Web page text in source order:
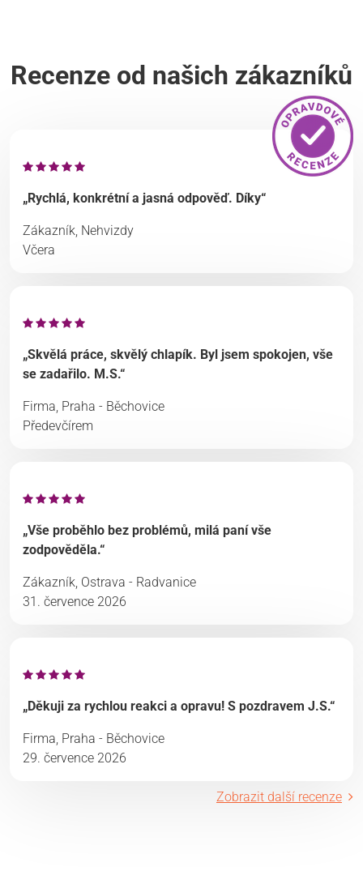
Recenze od našich zákazníků
„Rychlá, konkrétní a jasná odpověď. Díky“
Zákazník, Nehvizdy
Včera
„Skvělá práce, skvělý chlapík. Byl jsem spokojen, vše
se zadařilo. M.S.“
Firma, Praha - Běchovice
Předevčírem
„Vše proběhlo bez problémů, milá paní vše
zodpověděla.“
Zákazník, Ostrava - Radvanice
31. července 2026
„Děkuji za rychlou reakci a opravu! S pozdravem J.S.“
Firma, Praha - Běchovice
29. července 2026
Zobrazit další recenze